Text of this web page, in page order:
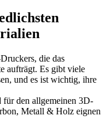
die das
aufträgt. Es gibt viele
und es ist wichtig, ihre
für den allgemeinen 3D-
Metall & Holz eignen